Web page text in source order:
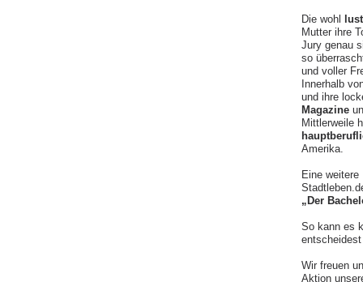
Die wohl
Mutter ihre
Jury genau
so
und voller
Innerhalb
und ihre
Magazine
Mittlerweile
Amerika.
Eine
„Der
So kann es
Wir freuen
Aktion